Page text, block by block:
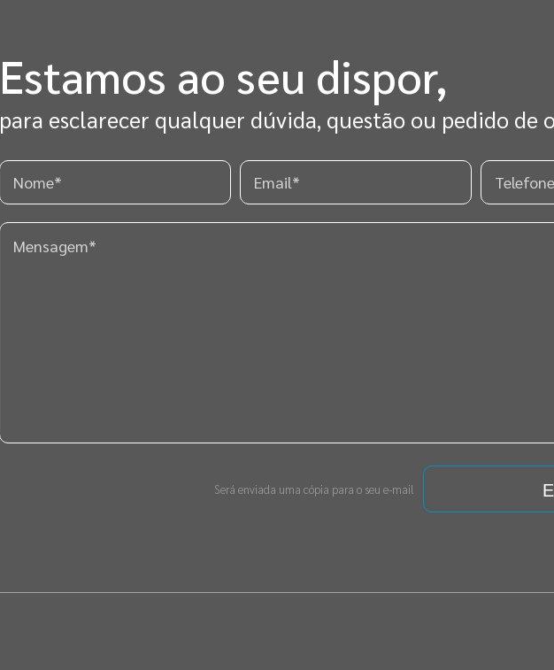
Estamos ao seu dispor,
para esclarecer qualquer dúvida, questão ou pedido de
Será enviada uma cópia para o seu e-mail